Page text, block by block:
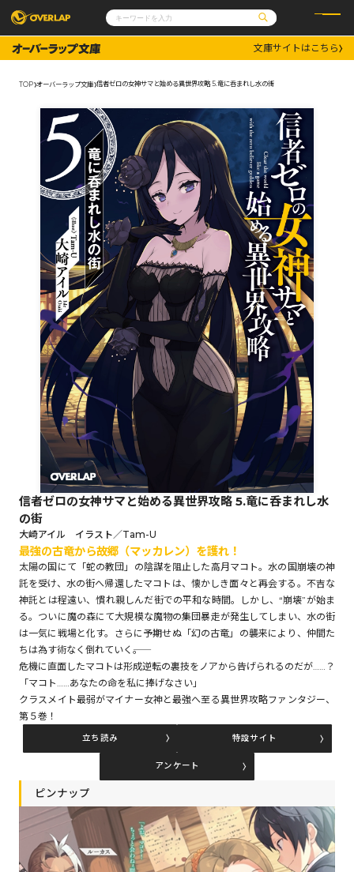
コミックガルド
コミッククリエ
文庫
ノベルス
その他
コミックエッセイ
ポケットモンスター
アニメ
ゲーム
通販・NEWS
OVERLAP STORE
オーバーラップ広報室
企業
会社概要
採用情報
アクセス
オーバーラップホールディングス
お問い合わせはこちら
オーバーラップ文庫
オーバーラップノベルス
オーバーラップノベルスf
ロサージュノベルス
コミッククリエ
コミックパルフェ
文庫サイトはこちら
TOP オーバーラップ文庫 信者ゼロの女神サマと始める異世界攻略 5.竜に呑まれし水の街
信者ゼロの女神サマと始める異世界攻略 5.竜に呑まれし水
の街
大崎アイル イラスト／Tam-U
最強の古竜から――故郷（マッカレン）を護れ！
太陽の国にて「蛇の教団」の陰謀を阻止した高月マコト。水の国崩壊の神
託を受け、水の街へ帰還したマコトは、懐かしき面々と再会する。不吉な
神託とは程遠い、慣れ親しんだ街での平和な時間。しかし、“崩壊”が始ま
る。ついに魔の森にて大規模な魔物の集団暴走が発生してしまい、水の街
は一気に戦場と化す。さらに予期せぬ「幻の古竜」の襲来により、仲間た
ちは為す術なく倒れていく――。
危機に直面したマコトは形成逆転の裏技をノアから告げられるのだが……？
「マコト……あなたの命を私に捧げなさい」
クラスメイト最弱がマイナー女神と最強へ至る異世界攻略ファンタジー、
第５巻！
立ち読み 特設サイト
アンケート
ピンナップ